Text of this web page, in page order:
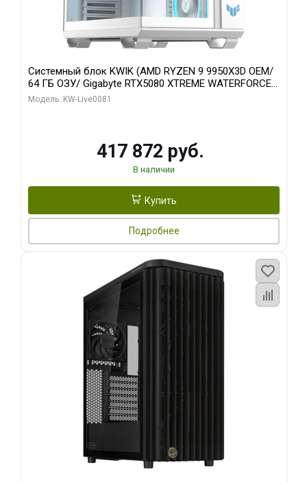
Системный блок KWIK (AMD RYZEN 9 9950X3D OEM/
64 ГБ ОЗУ/ Gigabyte RTX5080 XTREME WATERFORCE
16GB GDDR7 256bit/ 1 ТБ SSD)
Модель: KW-Live0081
417 872 руб.
В наличии
Купить
Подробнее